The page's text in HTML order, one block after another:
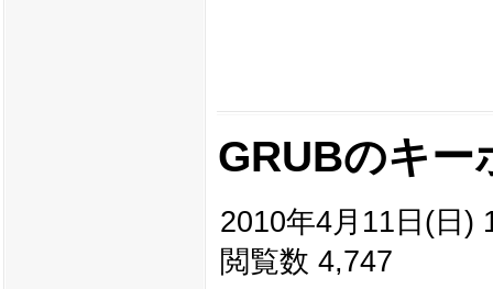
GRUBのキー
2010年4月11日(日)
閲覧数 4,747